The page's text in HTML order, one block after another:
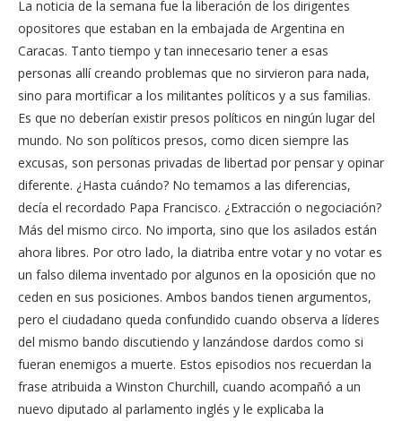
La noticia de la semana fue la liberación de los dirigentes
opositores que estaban en la embajada de Argentina en
Caracas. Tanto tiempo y tan innecesario tener a esas
personas allí creando problemas que no sirvieron para nada,
sino para mortificar a los militantes políticos y a sus familias.
Es que no deberían existir presos políticos en ningún lugar del
mundo. No son políticos presos, como dicen siempre las
excusas, son personas privadas de libertad por pensar y opinar
diferente. ¿Hasta cuándo? No temamos a las diferencias,
decía el recordado Papa Francisco. ¿Extracción o negociación?
Más del mismo circo. No importa, sino que los asilados están
ahora libres. Por otro lado, la diatriba entre votar y no votar es
un falso dilema inventado por algunos en la oposición que no
ceden en sus posiciones. Ambos bandos tienen argumentos,
pero el ciudadano queda confundido cuando observa a líderes
del mismo bando discutiendo y lanzándose dardos como si
fueran enemigos a muerte. Estos episodios nos recuerdan la
frase atribuida a Winston Churchill, cuando acompañó a un
nuevo diputado al parlamento inglés y le explicaba la